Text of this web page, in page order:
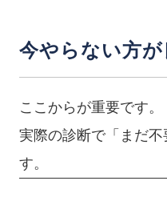
今やらない方
ここからが重要です。
実際の診断で「まだ
す。